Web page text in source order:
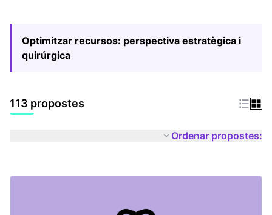
Optimitzar recursos: perspectiva estratègica i
quirúrgica
113 propostes
Ordenar propostes: